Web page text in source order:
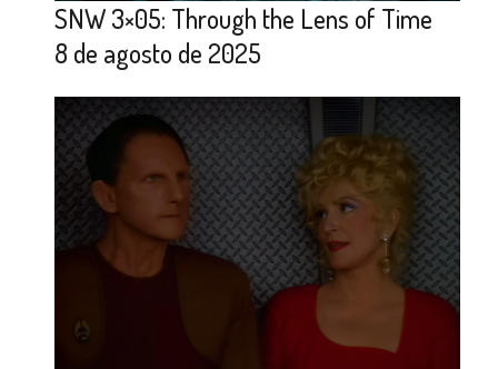
SNW 3×05: Through the Lens of Time
8 de agosto de 2025